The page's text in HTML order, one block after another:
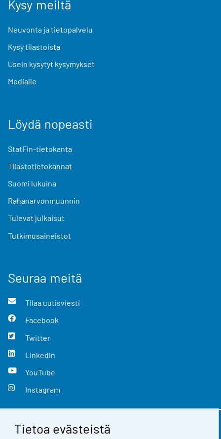
Tietoa evästeistä
Kysy meiltä
Neuvonta ja tietopalvelu
Kysy tilastoista
Usein kysytyt kysymykset
Medialle
Löydä nopeasti
StatFin-tietokanta
Tilastotietokannat
Suomi lukuina
Rahanarvonmuunnin
Tulevat julkaisut
Tutkimusaineistot
Seuraa meitä
Tilaa uutisviesti
Facebook
Twitter
LinkedIn
YouTube
Instagram
Yhteystiedot